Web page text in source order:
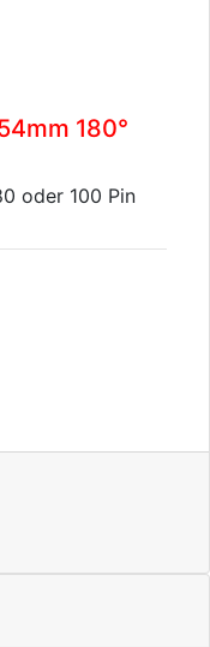
180°
oder 100 Pin